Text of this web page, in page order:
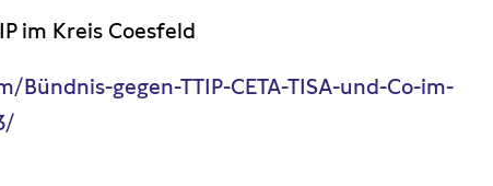
im Kreis Coesfeld
gegen-TTIP-CETA-TISA-und-Co-im-